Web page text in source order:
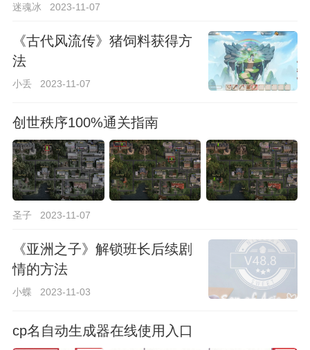
迷魂冰 2023-11-07
《古代风流传》猪饲料获得方
法
小丢 2023-11-07
创世秩序100%通关指南
圣子 2023-11-07
《亚洲之子》解锁班长后续剧
情的方法
小蝶 2023-11-03
cp名自动生成器在线使用入口